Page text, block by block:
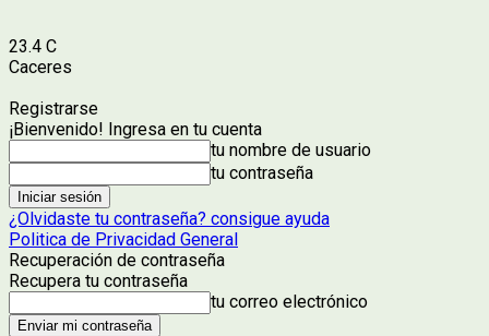
23.4 C
Caceres
Registrarse
¡Bienvenido! Ingresa en tu cuenta
tu nombre de usuario
tu contraseña
¿Olvidaste tu contraseña? consigue ayuda
Politica de Privacidad General
Recuperación de contraseña
Recupera tu contraseña
tu correo electrónico